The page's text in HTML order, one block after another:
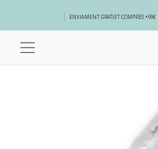
ENVIAMENT GRATUÏT COMPRES +99€